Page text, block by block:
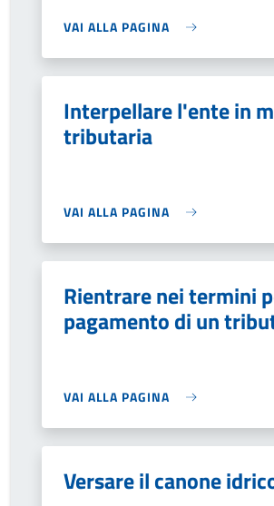
VAI ALLA PAGINA
Interpellare l'ente in
tributaria
VAI ALLA PAGINA
Rientrare nei termini
pagamento di un
VAI ALLA PAGINA
Versare il canone